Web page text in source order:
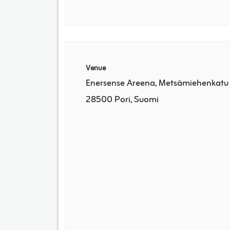
Venue
Enersense Areena,
28500 Pori, Suomi